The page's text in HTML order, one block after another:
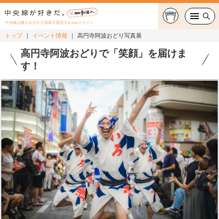
中央線沿線のお出かけ情報を発信するwebマガジン
グルメ・カフェ
スイーツ・テイクアウト
おでかけ
ショッピング
中央線カルチャー
特集
連載
トップ イベント情報 高円寺阿波おどり写真展
高円寺阿波おどりで「笑顔」を届けま
す！